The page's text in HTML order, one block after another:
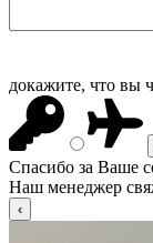
докажите, что вы
Спасибо за Ваше
Наш менеджер